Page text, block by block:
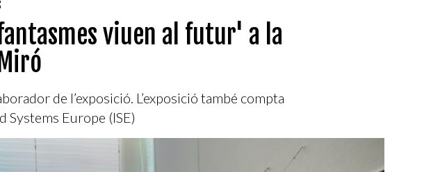
viuen al futur' a la
de l’exposició. L’exposició també compta
Systems Europe (ISE)